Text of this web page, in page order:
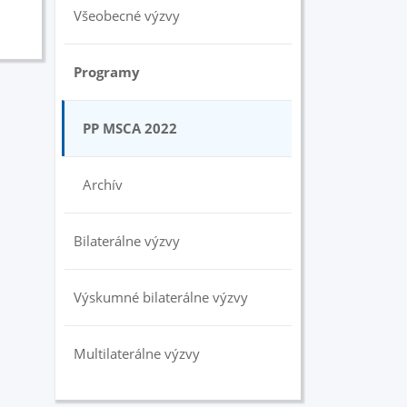
Všeobecné výzvy
Programy
PP MSCA 2022
Archív
Bilaterálne výzvy
Výskumné bilaterálne výzvy
Multilaterálne výzvy